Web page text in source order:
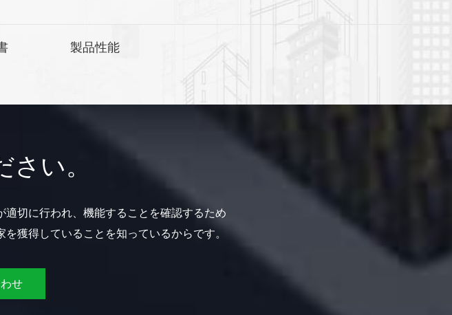
製品性能
い。
切に行われ、機能することを確認するため
獲得していることを知っているからです。
せ